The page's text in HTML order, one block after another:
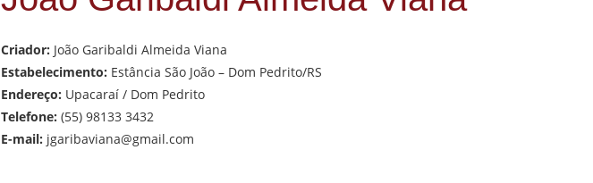
Criador: João Garibaldi Almeida Viana
Estabelecimento: Estância São João – Dom Pedrito/RS
Endereço: Upacaraí / Dom Pedrito
Telefone: (55) 98133 3432
E-mail: jgaribaviana@gmail.com